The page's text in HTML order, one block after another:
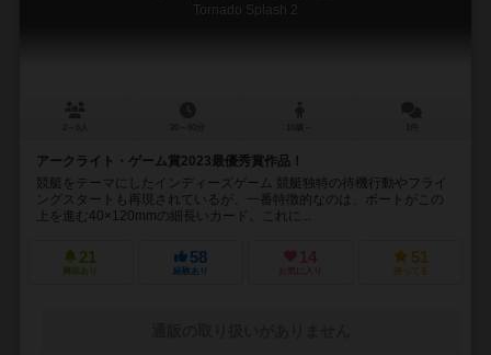
Tornado Splash 2
アークライト・ゲーム賞2023最優秀賞作品！
競艇をテーマにしたインディーズゲーム 競艇独特の待機行動やフライ
ングスタートも再現されているが、一番特徴的なのは、ボートがこの
上を進む40×120mmの細長いカード。これに...
21
興味あり
58
経験あり
14
お気に入り
51
持ってる